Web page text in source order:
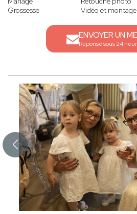
Grossesse
Vidéo et montage
ENVOYER UN
Réponse sous 24